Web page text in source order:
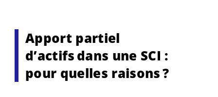
Apport partiel
d’actifs dans une SCI :
pour quelles raisons ?